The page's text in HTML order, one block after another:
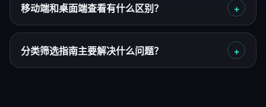
移动端和桌面端查看有什么区别？
分类筛选指南主要解决什么问题？